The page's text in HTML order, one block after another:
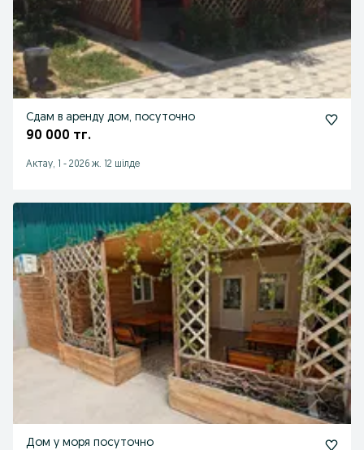
Сдам в аренду дом, посуточно
90 000 тг.
Актау, 1 - 2026 ж. 12 шілде
Дом у моря посуточно